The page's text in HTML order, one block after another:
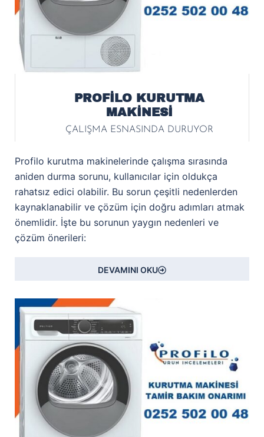
PROFİLO KURUTMA
MAKİNESİ
ÇALIŞMA ESNASINDA DURUYOR
Profilo kurutma makinelerinde çalışma sırasında
aniden durma sorunu, kullanıcılar için oldukça
rahatsız edici olabilir. Bu sorun çeşitli nedenlerden
kaynaklanabilir ve çözüm için doğru adımları atmak
önemlidir. İşte bu sorunun yaygın nedenleri ve
çözüm önerileri:
DEVAMINI OKU